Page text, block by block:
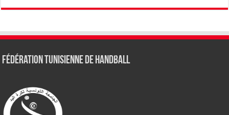
Fédération tunisienne de Handball